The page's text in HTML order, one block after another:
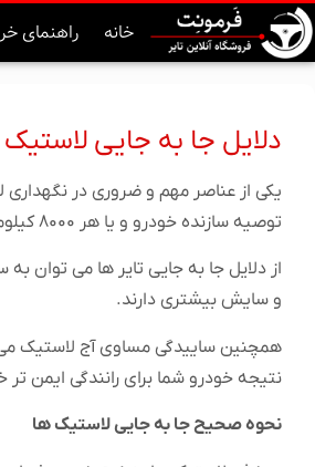
خانه راهنمای
دلایل جا به جایی
یکی از عناصر مهم و ضروری در
توصیه سازنده خودرو و یا هر ۸۰۰۰ کیلومتر جا به جا کنید.خیلی از افراد جا به جایی لاستیک های خود را همزمان با تعویض روغن خودرو انجام میدهند.
از دلایل جا به جایی تایر ها می توان
و سایش بیشتری دارند.
همچنین ساییدگی مساوی آج لاستیک
نتیجه خودرو شما برای رانندگی ایمن
نحوه صحیح جا به جایی لاستیک ها